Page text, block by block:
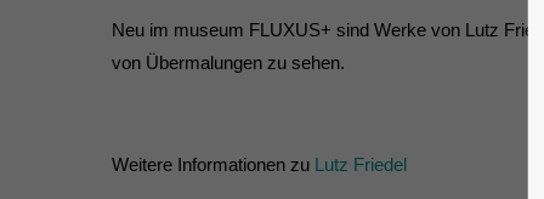
Neu im museum FLUXUS+ sind Werke von Lutz
von Übermalungen zu sehen.
Weitere Informationen zu Lutz Friedel